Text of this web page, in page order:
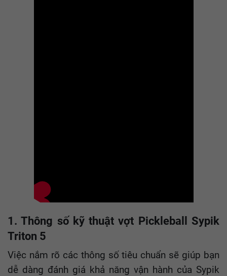
1. Thông số kỹ thuật vợt Pickleball Sypik
Triton 5
Việc nắm rõ các thông số tiêu chuẩn sẽ giúp bạn
dễ dàng đánh giá khả năng vận hành của Sypik